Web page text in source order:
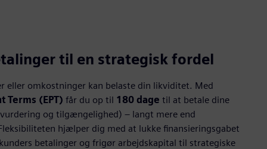
til en strategisk fordel
eller omkostninger kan belaste din likviditet. Med
Terms (EPT) får du op til 180 dage til at betale dine
og tilgængelighed) – langt mere end
hjælper dig med at lukke finansieringsgabet
betalinger og frigør arbejdskapital til strategiske